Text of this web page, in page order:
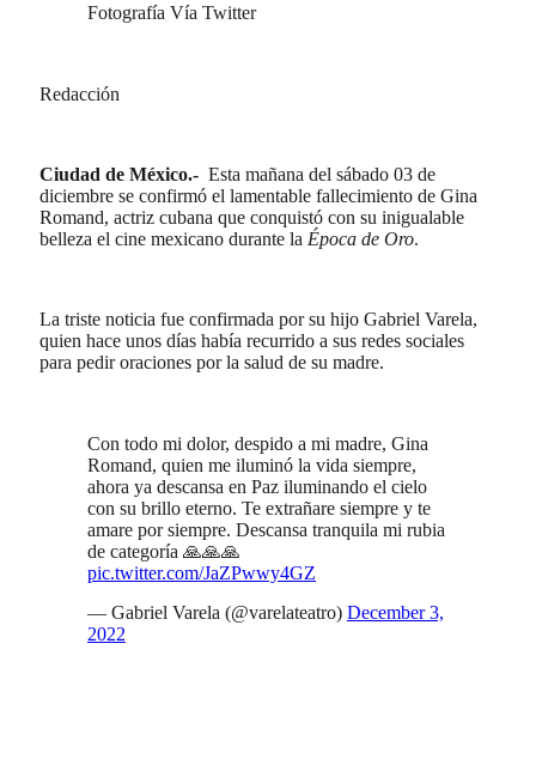
Fotografía Vía Twitter
Redacción
Ciudad de México.- Esta mañana del sábado 03 de
diciembre se confirmó el lamentable fallecimiento de Gina
Romand, actriz cubana que conquistó con su inigualable
belleza el cine mexicano durante la Época de Oro.
La triste noticia fue confirmada por su hijo Gabriel Varela,
quien hace unos días había recurrido a sus redes sociales
para pedir oraciones por la salud de su madre.
Con todo mi dolor, despido a mi madre, Gina
Romand, quien me iluminó la vida siempre,
ahora ya descansa en Paz iluminando el cielo
con su brillo eterno. Te extrañare siempre y te
amare por siempre. Descansa tranquila mi rubia
de categoría 🙏🙏🙏
pic.twitter.com/JaZPwwy4GZ
— Gabriel Varela (@varelateatro) December 3,
2022